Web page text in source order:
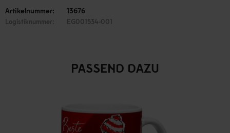
Artikelnummer: 13676
Logistiknummer: EG001534-001
PASSEND DAZU